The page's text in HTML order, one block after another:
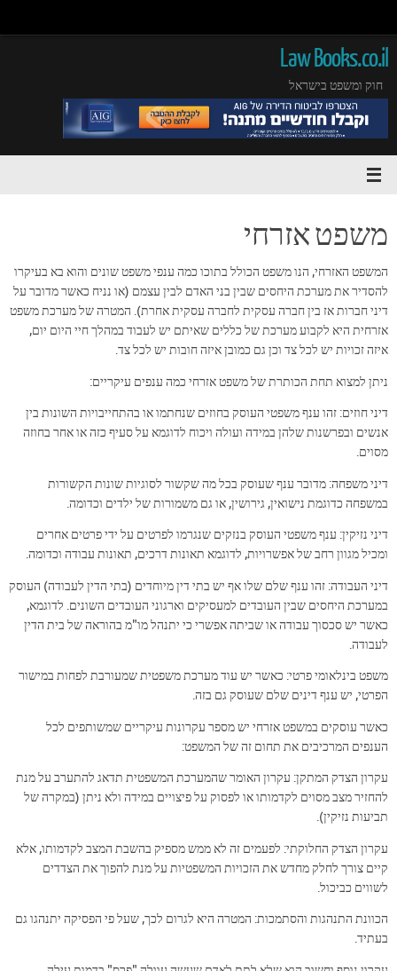
Law Books.co.il
חוק ומשפט בישראל
משפט אזרחי
המשפט האזרחי, הנו משפט הכולל בתוכו כמה ענפי משפט שונים והוא בא בעיקרו
להסדיר את מערכת היחסים שבין בני האדם לבין עצמם (או נניח כאשר מדובר על
דיני חברות אז בין חברה עסקית לחברה עסקית אחרת). המטרה של מערכת משפט
אזרחית היא לקבוע מערכת של כללים שאיתם יש לעבוד במהלך חיי היום יום,
איזה זכויות יש לכל צד וכן גם כמובן איזה חובות יש לכל צד.
ניתן למצוא תחת הכותרת של משפט אזרחי כמה ענפים עיקריים:
דיני חוזים: זהו ענף משפטי העוסק בחוזים שנחתמו או בהתחייבויות השונות בין
אנשים ובפרשנות שלהן במידה ועולה ויכוח לדוגמא על סעיף כזה או אחר בחוזה
מסוים.
דיני משפחה: מדובר ענף שעוסק בכל מה שקשור לסוגיות שונות הקשורות
במשפחה כדוגמת נישואין, גירושין, או גם משמורות של ילדים וכדומה.
דיני נזיקין: ענף משפטי העוסק בנזקים שנגרמו לפרטים על ידי פרטים אחרים
ומכיל מגוון רחב של אפשרויות, לדוגמא תאונות דרכים, תאונות עבודה וכדומה.
דיני העבודה: זהו ענף שלם שלו אף יש בתי דין מיוחדים (בתי הדין לעבודה) העוסק
במערכת היחסים שבין העובדים למעסיקים וארגוני העובדים השונים. לדוגמא,
כאשר יש סכסוך עבודה או שביתה אפשרי כי יתנהל מו"מ בהוראה של בית הדין
לעבודה.
משפט בינלאומי פרטי: כאשר יש עוד מערכת משפטית שמעורבת לפחות במישור
הפרטי, יש ענף דינים שלם שעוסק גם בזה.
כאשר עוסקים במשפט אזרחי יש מספר עקרונות עיקריים שמשותפים לכל
הענפים המרכיבים את תחום זה של המשפט:
עקרון הצדק המתקן: עקרון האומר שהמערכת המשפטית תדאג להתערב על מנת
להחזיר מצב מסוים לקדמותו או לפסוק על פיצויים במידה ולא ניתן (במקרה של
תביעות נזיקין).
עקרון הצדק החלוקתי: לפעמים זה לא ממש מספיק בהשבת המצב לקדמותו, אלא
קיים צורך לחלק מחדש את הזכויות המשפטיות על מנת להפוך את הצדדים
לשווים כביכול.
הכוונת התנהגות והסתמכות: המטרה היא לגרום לכך, שעל פי הפסיקה יתנהגו גם
בעתיד.